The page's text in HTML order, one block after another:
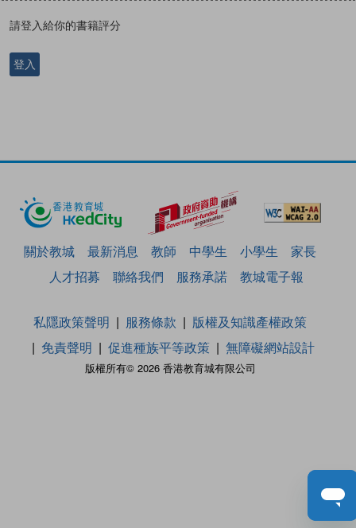
請登入給你的書籍評分
登入
關於教城 最新消息 教師 中學生 小學生
家長
人才招募
聯絡我們 服務承諾 教城電子報
版權所有© 2026 香港教育城有限公司
私隱政策聲明 服務條款
版權及知識產權政策
免責聲明
促進種族平等政策 無障礙網站設計